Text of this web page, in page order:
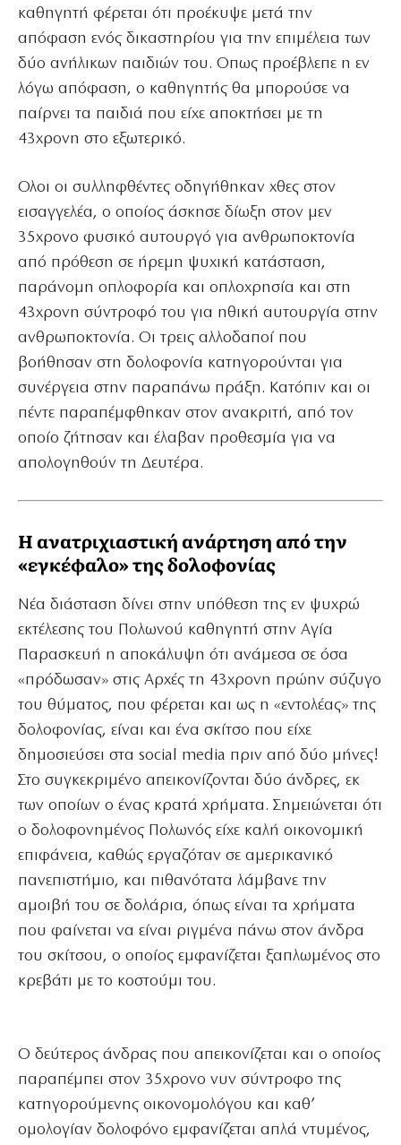
καθηγητή φέρεται ότι προέκυψε μετά την
απόφαση ενός δικαστηρίου για την επιμέλεια των
δύο ανήλικων παιδιών του. Οπως προέβλεπε η εν
λόγω απόφαση, ο καθηγητής θα μπορούσε να
παίρνει τα παιδιά που είχε αποκτήσει με τη
43χρονη στο εξωτερικό.
Ολοι οι συλληφθέντες οδηγήθηκαν χθες στον
εισαγγελέα, ο οποίος άσκησε δίωξη στον μεν
35χρονο φυσικό αυτουργό για ανθρωποκτονία
από πρόθεση σε ήρεμη ψυχική κατάσταση,
παράνομη οπλοφορία και οπλοχρησία και στη
43χρονη σύντροφό του για ηθική αυτουργία στην
ανθρωποκτονία. Οι τρεις αλλοδαποί που
βοήθησαν στη δολοφονία κατηγορούνται για
συνέργεια στην παραπάνω πράξη. Κατόπιν και οι
πέντε παραπέμφθηκαν στον ανακριτή, από τον
οποίο ζήτησαν και έλαβαν προθεσμία για να
απολογηθούν τη Δευτέρα.
Η ανατριχιαστική ανάρτηση από την
«εγκέφαλο» της δολοφονίας
Νέα διάσταση δίνει στην υπόθεση της εν ψυχρώ
εκτέλεσης του Πολωνού καθηγητή στην Αγία
Παρασκευή η αποκάλυψη ότι ανάμεσα σε όσα
«πρόδωσαν» στις Αρχές τη 43χρονη πρώην σύζυγο
του θύματος, που φέρεται και ως η «εντολέας» της
δολοφονίας, είναι και ένα σκίτσο που είχε
δημοσιεύσει στα social media πριν από δύο μήνες!
Στο συγκεκριμένο απεικονίζονται δύο άνδρες, εκ
των οποίων ο ένας κρατά χρήματα. Σημειώνεται ότι
ο δολοφονημένος Πολωνός είχε καλή οικονομική
επιφάνεια, καθώς εργαζόταν σε αμερικανικό
πανεπιστήμιο, και πιθανότατα λάμβανε την
αμοιβή του σε δολάρια, όπως είναι τα χρήματα
που φαίνεται να είναι ριγμένα πάνω στον άνδρα
του σκίτσου, ο οποίος εμφανίζεται ξαπλωμένος στο
κρεβάτι με το κοστούμι του.
Ο δεύτερος άνδρας που απεικονίζεται και ο οποίος
παραπέμπει στον 35χρονο νυν σύντροφο της
κατηγορούμενης οικονομολόγου και καθ’
ομολογίαν δολοφόνο εμφανίζεται απλά ντυμένος,